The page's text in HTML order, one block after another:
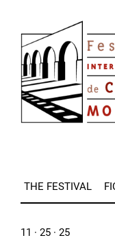
main
content
THE FESTIVAL
11 · 25 · 25